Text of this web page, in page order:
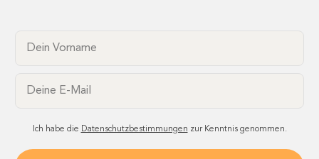
Ich habe die Datenschutzbestimmungen zur Kenntnis genommen.